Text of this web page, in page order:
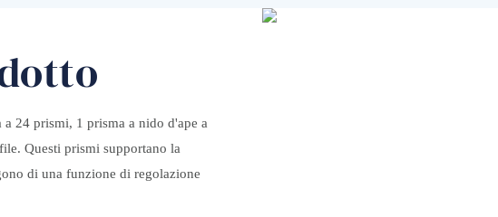
24 prismi, 1 prisma a nido d'ape a
Questi prismi supportano la
di una funzione di regolazione